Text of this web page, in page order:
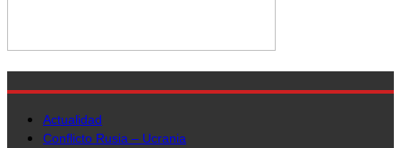
Actualidad
Conflicto Rusia – Ucrania